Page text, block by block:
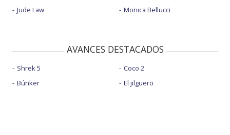
Jude Law
Monica Bellucci
AVANCES DESTACADOS
Shrek 5
Búnker
Coco 2
El jilguero